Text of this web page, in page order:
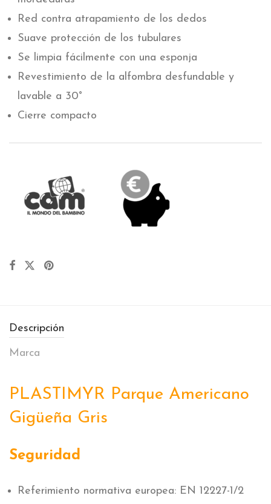
Red contra atrapamiento de los dedos
Suave protección de los tubulares
Se limpia fácilmente con una esponja
Revestimiento de la alfombra desfundable y
lavable a 30°
Cierre compacto
Descripción
Marca
PLASTIMYR Parque Americano
Gigüeña Gris
Seguridad
Referimiento normativa europea: EN 12227-1/2